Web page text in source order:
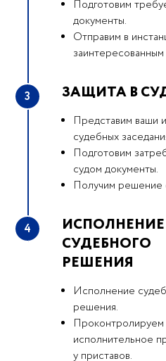
Подготовим
документы.
Отправим в
3 ЗАЩИТА В
Представим ваши
судебных
Подготовим
судом документы.
Получим решение
4
ИСПОЛНЕНИЕ
СУДЕБНОГО
РЕШЕНИЯ
Исполнение
решения.
Проконтролируем
исполнительное
у приставов.